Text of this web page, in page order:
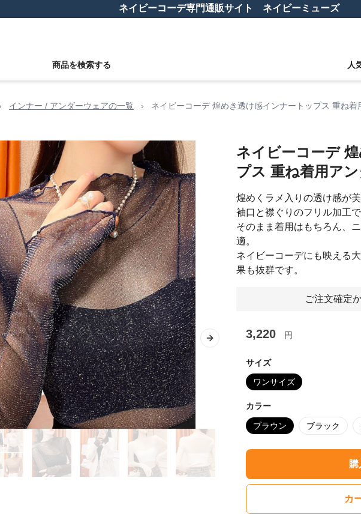
ネイビーコーデ専門通販サイト ネイビーミューズ
商品を検索する 人
› インナー / アンダーウェアの一覧 › ネイビーコーデ 煌めき透け感インナートップス 重ね着
Next slide
ネイビーコーデ
プス 重ね着用ア
煌めくラメ入りの透け感が
袖口と襟ぐりのフリル加工
そのまま着用はもちろん、
適。
ネイビーコーデにも映える
果も抜群です。
ご注文確定
3,220 円
サイズ
ワンサイズ
カラー
ブラウン ブラック
購
カ